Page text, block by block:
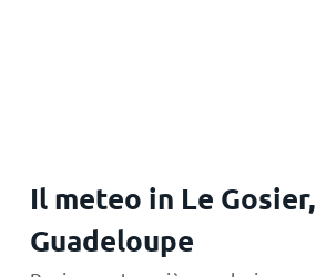
Il meteo in Le Gosier,
Guadeloupe